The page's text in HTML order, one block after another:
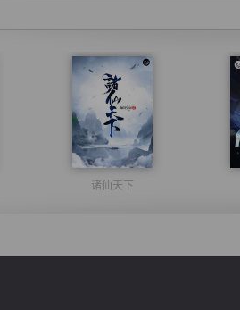
诸仙天下